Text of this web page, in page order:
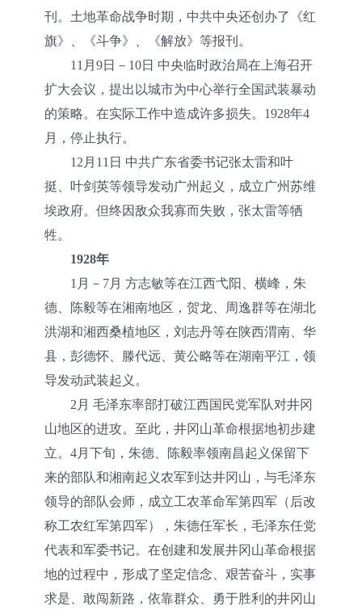
刊。土地革命战争时期，中共中央还创办了《红
旗》、《斗争》、《解放》等报刊。
11月9日－10日 中央临时政治局在上海召开
扩大会议，提出以城市为中心举行全国武装暴动
的策略。在实际工作中造成许多损失。1928年4
月，停止执行。
12月11日 中共广东省委书记张太雷和叶
挺、叶剑英等领导发动广州起义，成立广州苏维
埃政府。但终因敌众我寡而失败，张太雷等牺
牲。
1928年
1月－7月 方志敏等在江西弋阳、横峰，朱
德、陈毅等在湘南地区，贺龙、周逸群等在湖北
洪湖和湘西桑植地区，刘志丹等在陕西渭南、华
县，彭德怀、滕代远、黄公略等在湖南平江，领
导发动武装起义。
2月 毛泽东率部打破江西国民党军队对井冈
山地区的进攻。至此，井冈山革命根据地初步建
立。4月下旬，朱德、陈毅率领南昌起义保留下
来的部队和湘南起义农军到达井冈山，与毛泽东
领导的部队会师，成立工农革命军第四军（后改
称工农红军第四军），朱德任军长，毛泽东任党
代表和军委书记。在创建和发展井冈山革命根据
地的过程中，形成了坚定信念、艰苦奋斗，实事
求是、敢闯新路，依靠群众、勇于胜利的井冈山